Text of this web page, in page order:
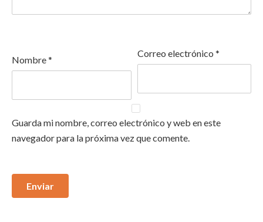
Nombre*
Correo electrónico *
Guarda mi nombre, correo electrónico y web en este
navegador para la próxima vez que comente.